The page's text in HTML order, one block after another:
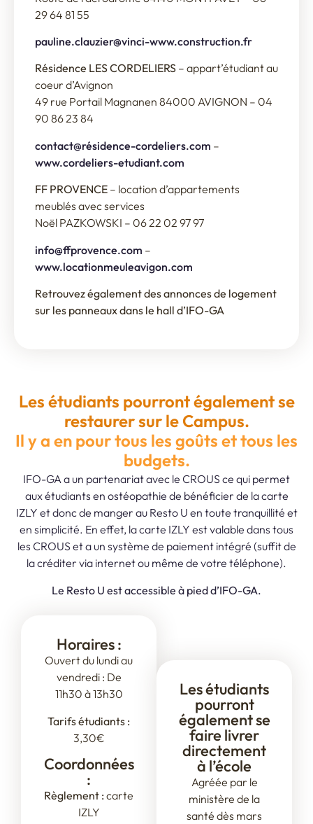
29 64 81 55
pauline.clauzier@vinci-www.construction.fr
Résidence LES CORDELIERS – appart’étudiant au
coeur d’Avignon
49 rue Portail Magnanen 84000 AVIGNON – 04
90 86 23 84
contact@résidence-cordeliers.com –
www.cordeliers-etudiant.com
FF PROVENCE – location d’appartements
meublés avec services
Noël PAZKOWSKI – 06 22 02 97 97
info@ffprovence.com –
www.locationmeuleavigon.com
Retrouvez également des annonces de logement
sur les panneaux dans le hall d’IFO-GA
Les étudiants pourront également se
restaurer sur le Campus.
Il y a en pour tous les goûts et tous les
budgets.
IFO-GA a un partenariat avec le CROUS ce qui permet
aux étudiants en ostéopathie de bénéficier de la carte
IZLY et donc de manger au Resto U en toute tranquillité et
en simplicité. En effet, la carte IZLY est valable dans tous
les CROUS et a un système de paiement intégré (suffit de
la créditer via internet ou même de votre téléphone).
Le Resto U est accessible à pied d’IFO-GA.
Horaires :
Ouvert du lundi au
vendredi : De
11h30 à 13h30
Tarifs étudiants :
3,30€
Coordonnées
:
Règlement : carte
IZLY
Les étudiants
pourront
également se
faire livrer
directement
à l’école
Agréée par le
ministère de la
santé dès mars